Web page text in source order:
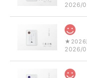
2026/
★2026
2026/